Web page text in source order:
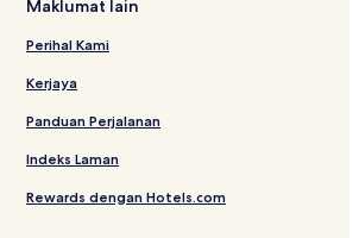
Maklumat lain
Perihal Kami
Kerjaya
Panduan Perjalanan
Indeks Laman
Rewards dengan Hotels.com